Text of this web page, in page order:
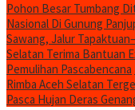
Pohon Besar Tumbang
Nasional Di Gunung
Sawang, Jalur
Selatan Terima Bantuan
Pemulihan Pascabencana
Rimba Aceh Selatan
Pasca Hujan Deras